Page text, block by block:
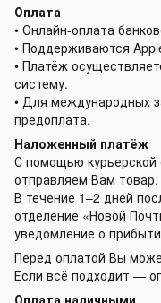
Оплата
• Онлайн-оплата
• Поддерживаются
• Платёж
систему.
• Для международных
предоплата.
Наложенный платёж
С помощью
отправляем Вам товар.
В течение 1–2 дней
отделение «Новой
уведомление о
Перед оплатой Вы
Если всё подходит —